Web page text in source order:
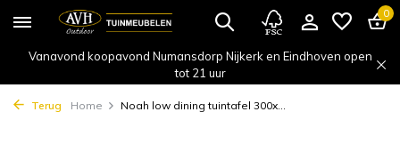
0
Vanavond koopavond Numansdorp Nijkerk en Eindhoven open
tot 21 uur
Terug Home Noah low dining tuintafel 300x...